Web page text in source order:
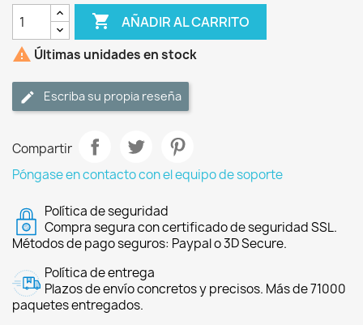
 AÑADIR AL CARRITO
 Últimas unidades en stock
Escriba su propia reseña
Compartir
Póngase en contacto con el equipo de soporte
Política de seguridad
Compra segura con certificado de seguridad SSL.
Métodos de pago seguros: Paypal o 3D Secure.
Política de entrega
Plazos de envío concretos y precisos. Más de 71000
paquetes entregados.